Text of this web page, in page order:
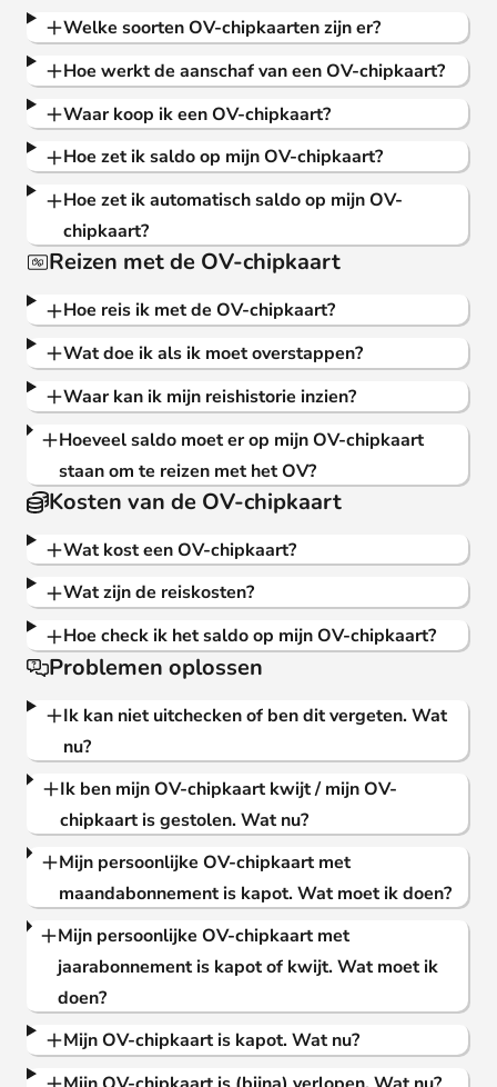
Welke soorten OV-chipkaarten zijn er?
Hoe werkt de aanschaf van een OV-chipkaart?
Waar koop ik een OV-chipkaart?
Hoe zet ik saldo op mijn OV-chipkaart?
Hoe zet ik automatisch saldo op mijn OV-
chipkaart?
Reizen met de OV-chipkaart
Hoe reis ik met de OV-chipkaart?
Wat doe ik als ik moet overstappen?
Waar kan ik mijn reishistorie inzien?
Hoeveel saldo moet er op mijn OV-chipkaart
staan om te reizen met het OV?
Kosten van de OV-chipkaart
Wat kost een OV-chipkaart?
Wat zijn de reiskosten?
Hoe check ik het saldo op mijn OV-chipkaart?
Problemen oplossen
Ik kan niet uitchecken of ben dit vergeten. Wat
nu?
Ik ben mijn OV-chipkaart kwijt / mijn OV-
chipkaart is gestolen. Wat nu?
Mijn persoonlijke OV-chipkaart met
maandabonnement is kapot. Wat moet ik doen?
Mijn persoonlijke OV-chipkaart met
jaarabonnement is kapot of kwijt. Wat moet ik
doen?
Mijn OV-chipkaart is kapot. Wat nu?